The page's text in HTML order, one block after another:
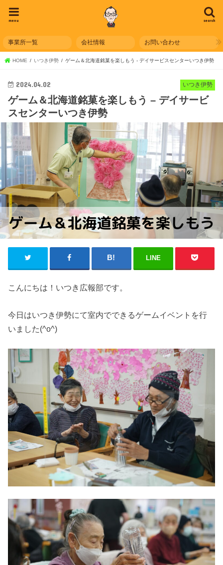
search
menu
事業所一覧 会社情報 お問い合わせ
HOME いつき伊勢 ゲーム＆北海道銘菓を楽しもう - デイサービスセンターいつき伊勢
いつき伊勢
2024.04.02
ゲーム＆北海道銘菓を楽しもう – デイサービ
スセンターいつき伊勢
LINE
こんにちは！いつき広報部です。
今日はいつき伊勢にて室内でできるゲームイベントを行
いました(^o^)